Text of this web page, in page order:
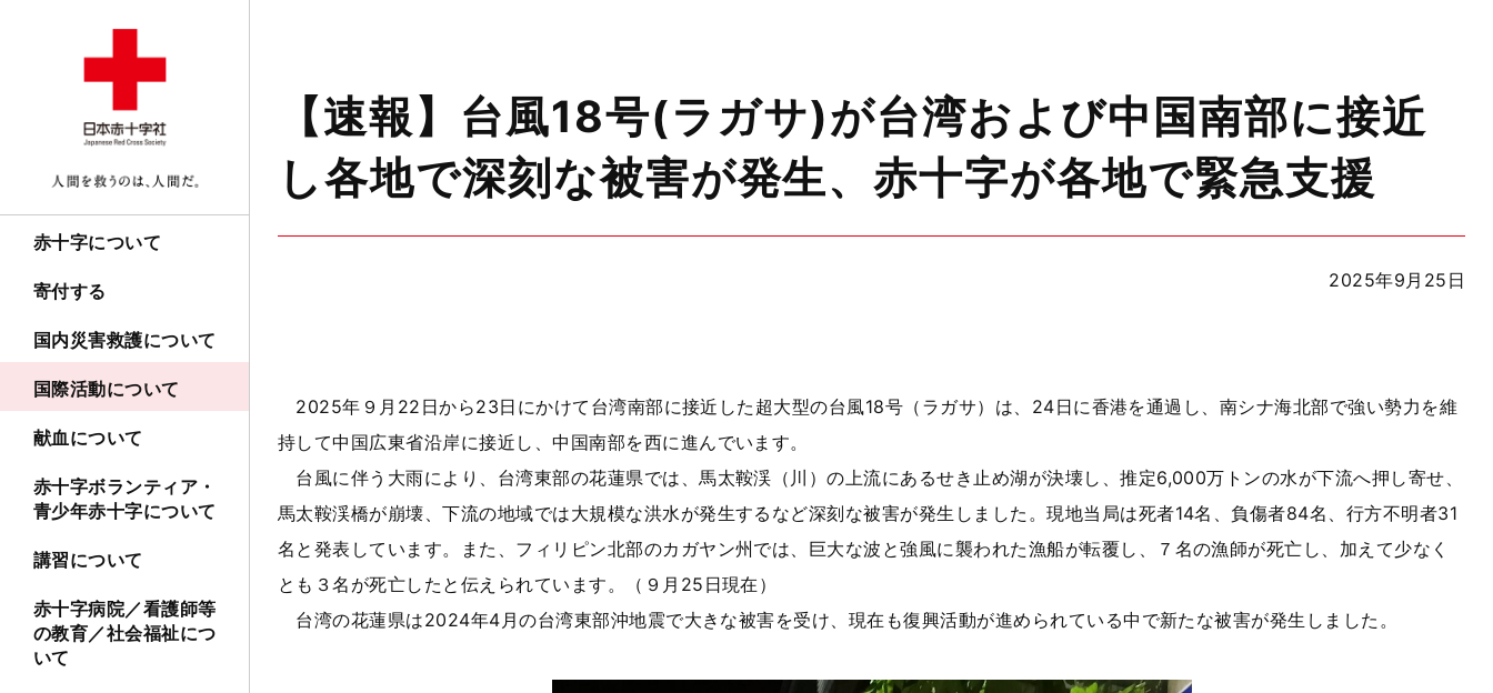
赤十字について
寄付する
国内災害救護について
国際活動について
献血について
赤十字ボランティア・
青少年赤十字について
講習について
赤十字病院／看護師等
の教育／社会福祉につ
いて
【速報】台風18号(ラガサ)が台湾および中国南部に接近
し各地で深刻な被害が発生、赤十字が各地で緊急支援
2025年9月25日
2025年９月22日から23日にかけて台湾南部に接近した超大型の台風18号（ラガサ）は、24日に香港を通過し、南シナ海北部で強い勢力を維
持して中国広東省沿岸に接近し、中国南部を西に進んでいます。
台風に伴う大雨により、台湾東部の花蓮県では、馬太鞍渓（川）の上流にあるせき止め湖が決壊し、推定6,000万トンの水が下流へ押し寄せ、
馬太鞍渓橋が崩壊、下流の地域では大規模な洪水が発生するなど深刻な被害が発生しました。現地当局は死者14名、負傷者84名、行方不明者31
名と発表しています。また、フィリピン北部のカガヤン州では、巨大な波と強風に襲われた漁船が転覆し、７名の漁師が死亡し、加えて少なく
とも３名が死亡したと伝えられています。（９月25日現在）
台湾の花蓮県は2024年4月の台湾東部沖地震で大きな被害を受け、現在も復興活動が進められている中で新たな被害が発生しました。